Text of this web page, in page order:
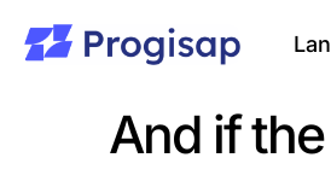
contenu
And if